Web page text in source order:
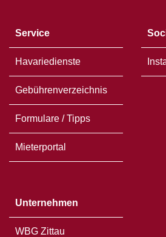
Unternehmen
WBG Zittau
Service
Havariedienste
Gebührenverzeichnis
Formulare / Tipps
Mieterportal